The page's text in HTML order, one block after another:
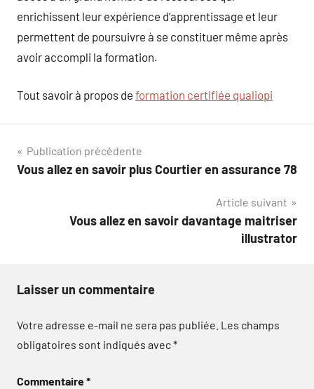
enrichissent leur expérience d’apprentissage et leur
permettent de poursuivre à se constituer même après
avoir accompli la formation.
Tout savoir à propos de formation certifiée qualiopi
Navigation
de
Publication précédente
Vous allez en savoir plus Courtier en assurance 78
Article suivant
Vous allez en savoir davantage maitriser
illustrator
Laisser un commentaire
Votre adresse e-mail ne sera pas publiée. Les champs
obligatoires sont indiqués avec*
Commentaire*